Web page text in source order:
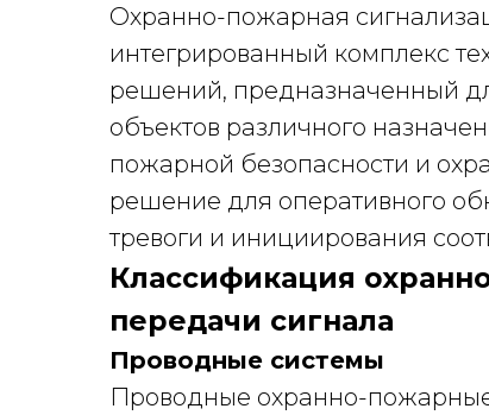
Охранно-пожарная
интегрированный комплекс
решений, предназначенный
объектов различного
пожарной безопасности и
решение для оперативного
тревоги и инициирования
Классификация
передачи сигнала
Проводные системы
Проводные охранно-